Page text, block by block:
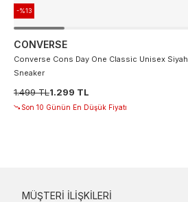
-%13
CONVERSE
Converse Cons Day One Classic Unisex Siyah
Sneaker
1.499 TL1.299 TL
Son 10 Günün En Düşük Fiyatı
MÜŞTERI İLIŞKILERI